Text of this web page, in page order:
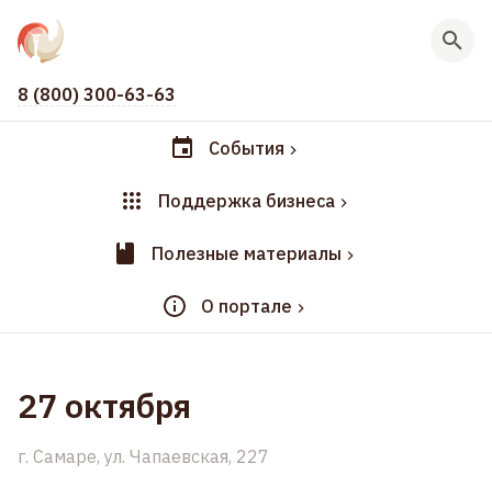
8 (800) 300-63-63
События
Поддержка бизнеса
Полезные материалы
О портале
27 октября
г. Самаре, ул. Чапаевская, 227